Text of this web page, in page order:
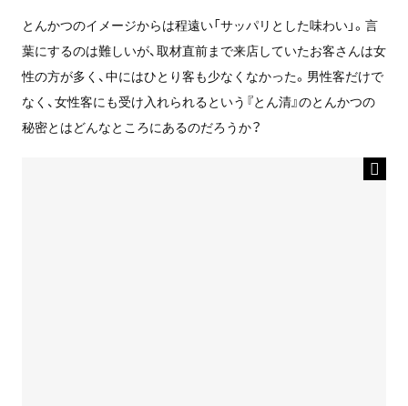
とんかつのイメージからは程遠い「サッパリとした味わい」。言
葉にするのは難しいが、取材直前まで来店していたお客さんは女
性の方が多く、中にはひとり客も少なくなかった。男性客だけで
なく、女性客にも受け入れられるという『とん清』のとんかつの
秘密とはどんなところにあるのだろうか？